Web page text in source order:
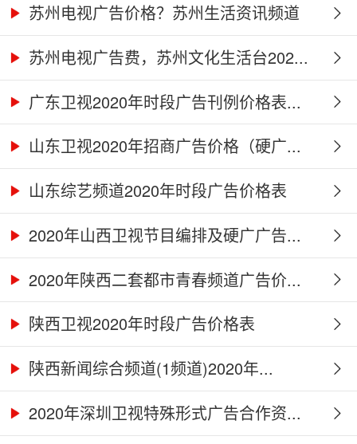
苏州电视广告价格？苏州生活资讯频道
2...苏州电视广告费，苏州文化生活台202...
广东卫视2020年时段广告刊例价格表...
山东卫视2020年招商广告价格（硬广...
山东综艺频道2020年时段广告价格表
2020年山西卫视节目编排及硬广广告...
2020年陕西二套都市青春频道广告价...
陕西卫视2020年时段广告价格表
陕西新闻综合频道(1频道)2020年...
2020年深圳卫视特殊形式广告合作资...